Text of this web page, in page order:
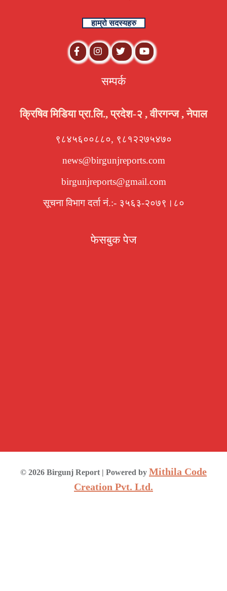
हाम्रो सदस्यहरु
सम्पर्क
क्रिषिव मिडिया प्रा.लि., प्रदेश-२ , वीरगन्ज , नेपाल
९८४५६००८८०, ९८१२२७५४७०
news@birgunjreports.com
birgunjreports@gmail.com
सूचना विभाग दर्ता नं.:- ३५६३-२०७९।८०
फेसबुक पेज
© 2026 Birgunj Report | Powered by Mithila Code
Creation Pvt. Ltd.